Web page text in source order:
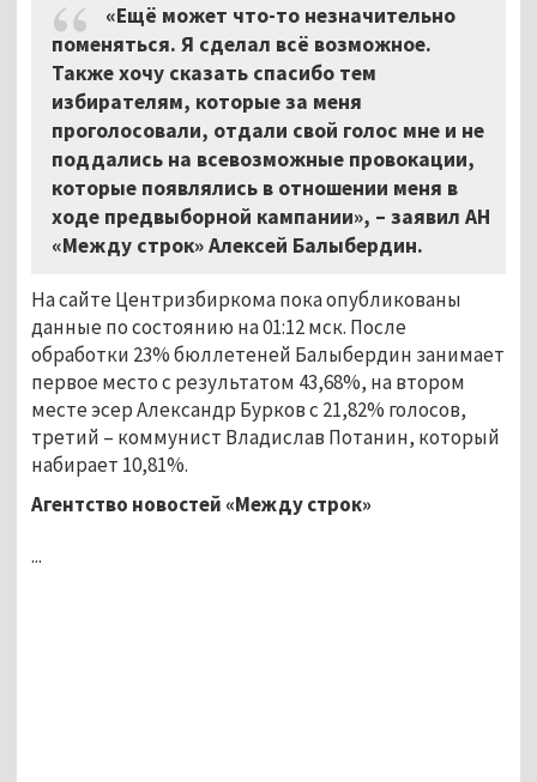
«Ещё может что-то незначительно
поменяться. Я сделал всё возможное.
Также хочу сказать спасибо тем
избирателям, которые за меня
проголосовали, отдали свой голос мне и не
поддались на всевозможные провокации,
которые появлялись в отношении меня в
ходе предвыборной кампании», – заявил АН
«Между строк» Алексей Балыбердин.
На сайте Центризбиркома пока опубликованы
данные по состоянию на 01:12 мск. После
обработки 23% бюллетеней Балыбердин занимает
первое место с результатом 43,68%, на втором
месте эсер Александр Бурков с 21,82% голосов,
третий – коммунист Владислав Потанин, который
набирает 10,81%.
Агентство новостей «Между строк»
...